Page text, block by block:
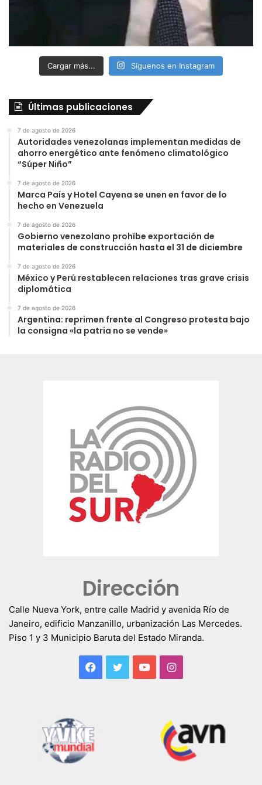
Cargar más... Síguenos en Instagram
Últimas publicaciones
7 de agosto de 2026
Autoridades venezolanas implementan medidas de
ahorro energético ante fenómeno climatológico
“Súper Niño”
7 de agosto de 2026
Marca País y Hotel Cayena se unen en favor de lo
hecho en Venezuela
7 de agosto de 2026
Gobierno venezolano prohíbe exportación de
materiales de construcción hasta el 31 de diciembre
7 de agosto de 2026
México y Perú restablecen relaciones tras grave crisis
diplomática
7 de agosto de 2026
Argentina: reprimen frente al Congreso protesta bajo
la consigna «la patria no se vende»
Dirección
Calle Nueva York, entre calle Madrid y avenida Río de
Janeiro, edificio Manzanillo, urbanización Las Mercedes.
Piso 1 y 3 Municipio Baruta del Estado Miranda.
Facebook
TwitterYouTubeInstagram